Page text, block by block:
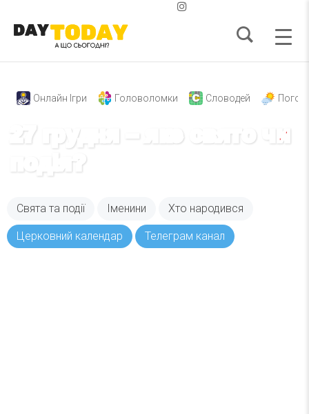
Онлайн Ігри Головоломки Словодей
27 грудня – яке свято чи
подія?
Свята та події Іменини Хто народився
Церковний календар Телеграм канал